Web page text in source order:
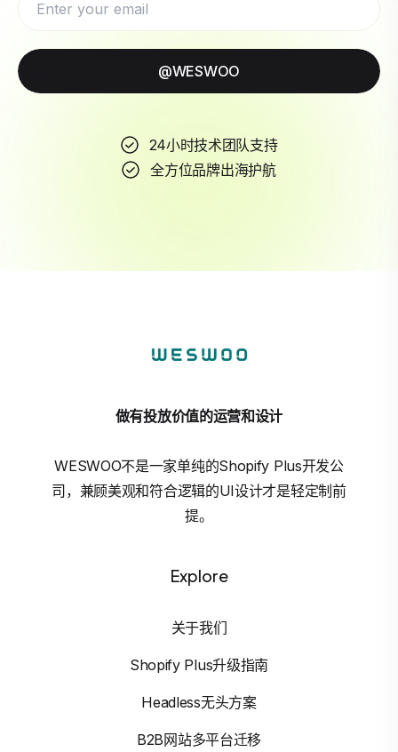
@WESWOO
24小时技术团队支持
全方位品牌出海护航
做有投放价值的运营和设计
WESWOO不是一家单纯的Shopify Plus开发公
司，兼顾美观和符合逻辑的UI设计才是轻定制前
提。
Explore
关于我们
Shopify Plus升级指南
Headless无头方案
B2B网站多平台迁移